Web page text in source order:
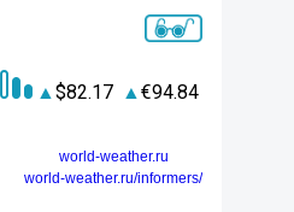
82.17 94.84
world-weather.ru
world-weather.ru/informers/